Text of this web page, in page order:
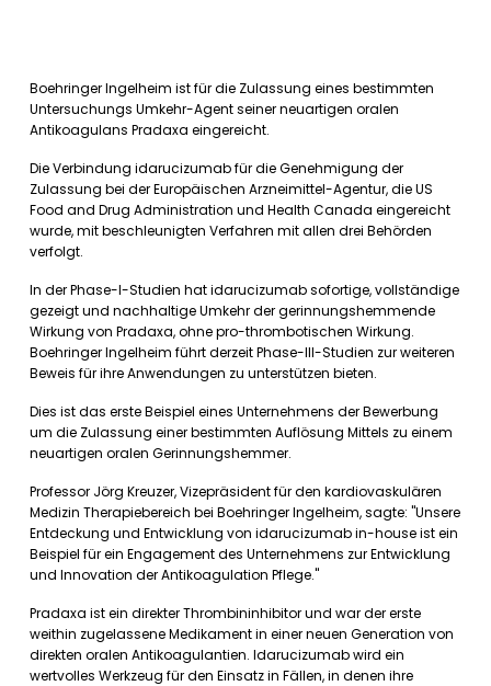
Boehringer Ingelheim ist für die Zulassung eines bestimmten
Untersuchungs Umkehr-Agent seiner neuartigen oralen
Antikoagulans Pradaxa eingereicht.
Die Verbindung idarucizumab für die Genehmigung der
Zulassung bei der Europäischen Arzneimittel-Agentur, die US
Food and Drug Administration und Health Canada eingereicht
wurde, mit beschleunigten Verfahren mit allen drei Behörden
verfolgt.
In der Phase-I-Studien hat idarucizumab sofortige, vollständige
gezeigt und nachhaltige Umkehr der gerinnungshemmende
Wirkung von Pradaxa, ohne pro-thrombotischen Wirkung.
Boehringer Ingelheim führt derzeit Phase-III-Studien zur weiteren
Beweis für ihre Anwendungen zu unterstützen bieten.
Dies ist das erste Beispiel eines Unternehmens der Bewerbung
um die Zulassung einer bestimmten Auflösung Mittels zu einem
neuartigen oralen Gerinnungshemmer.
Professor Jörg Kreuzer, Vizepräsident für den kardiovaskulären
Medizin Therapiebereich bei Boehringer Ingelheim, sagte: "Unsere
Entdeckung und Entwicklung von idarucizumab in-house ist ein
Beispiel für ein Engagement des Unternehmens zur Entwicklung
und Innovation der Antikoagulation Pflege."
Pradaxa ist ein direkter Thrombininhibitor und war der erste
weithin zugelassene Medikament in einer neuen Generation von
direkten oralen Antikoagulantien. Idarucizumab wird ein
wertvolles Werkzeug für den Einsatz in Fällen, in denen ihre